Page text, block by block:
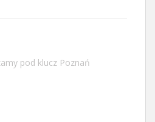
pod klucz Poznań